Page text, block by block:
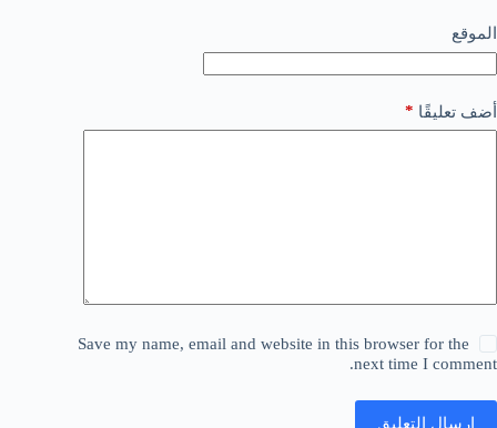
الموقع
أضف تعليقًا *
Save my name, email and website in this browser for the
next time I comment.
إرسال التعليق